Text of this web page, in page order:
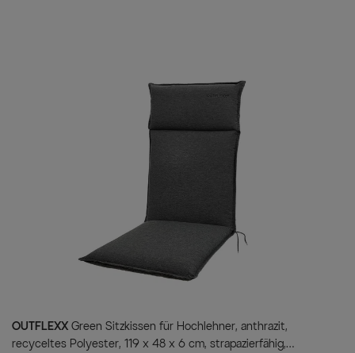
Top Preis-
Die Möbel von Hartman
das zu einem Top-Preis.
Pflegeleicht und
Für die Gartenmöbel
durch Ihre Haltbarkeit
Modernes Design
Hochwertige Materialien
einem echten Hingucker.
Bequeme
geeignet und überzeugt
OUTFLEXX Green Sitzkissen für Hochlehner, anthrazit,
recyceltes Polyester, 119 x 48 x 6 cm, strapazierfähig,